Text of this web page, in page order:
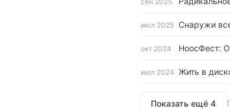
июл 2025 Снаружи
окт 2024 НоосФест:
июл 2024 Жить в
Показать ещё 4